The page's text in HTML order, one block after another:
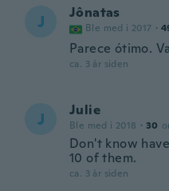
J Jônatas
Ble med i 2017 ·
Parece ótimo.
ca. 3 år siden
J Julie
Ble med i 2018 · 30
Don't know
10 of them.
ca. 3 år siden